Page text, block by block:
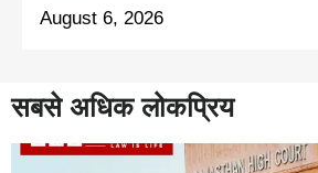
August 6, 2026
सबसे अधिक लोकप्रिय